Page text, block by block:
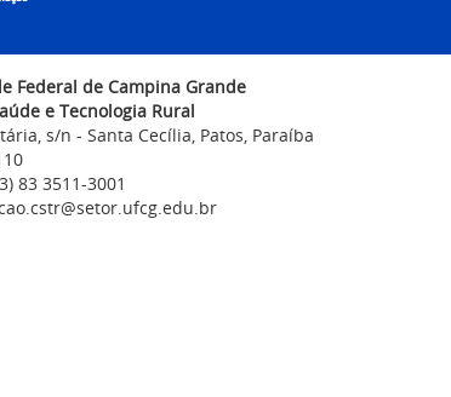
Federal de Campina Grande
e Tecnologia Rural
s/n - Santa Cecília, Patos, Paraíba
83 3511-3001